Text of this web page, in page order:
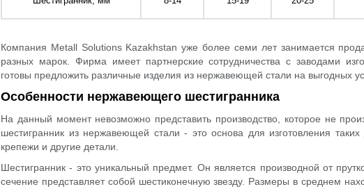
Компания Metall Solutions Kazakhstan уже более семи лет занимается
разных марок. Фирма имеет партнерские сотрудничества с заводами
готовы предложить различные изделия из нержавеющей стали на выгодных
Особенности нержавеющего шестигранника
На данный момент невозможно представить производство, которое не
шестигранник из нержавеющей стали - это основа для изготовления таких
крепежи и другие детали.
Шестигранник - это уникальный предмет. Он является производной от
сечение представляет собой шестиконечную звезду. Размеры в среднем